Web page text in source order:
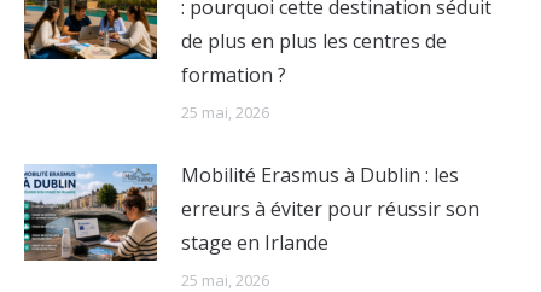
: pourquoi cette destination séduit
de plus en plus les centres de
formation ?
25 mai, 2026
Mobilité Erasmus à Dublin : les
erreurs à éviter pour réussir son
stage en Irlande
25 mai, 2026